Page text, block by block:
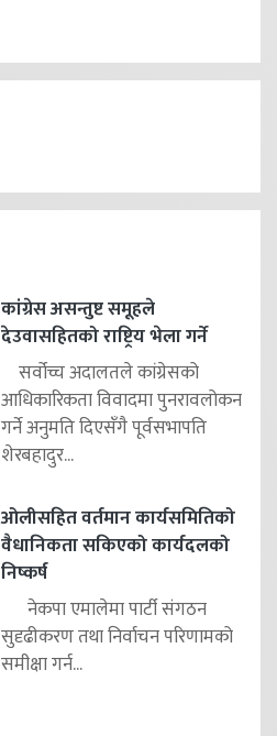
कांग्रेस असन्तुष्ट समूहले
देउवासहितको राष्ट्रिय भेला गर्ने
सर्वोच्च अदालतले कांग्रेसको
आधिकारिकता विवादमा पुनरावलोकन
गर्ने अनुमति दिएसँगै पूर्वसभापति
शेरबहादुर...
ओलीसहित वर्तमान कार्यसमितिको
वैधानिकता सकिएको कार्यदलको
निष्कर्ष
नेकपा एमालेमा पार्टी संगठन
सुदृढीकरण तथा निर्वाचन परिणामको
समीक्षा गर्न...